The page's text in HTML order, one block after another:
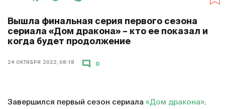
Вышла финальная серия первого сезона
сериала «Дом дракона» – кто ее показал и
когда будет продолжение
24 ОКТЯБРЯ 2022, 08:18 0
Завершился первый сезон сериала «Дом дракона».